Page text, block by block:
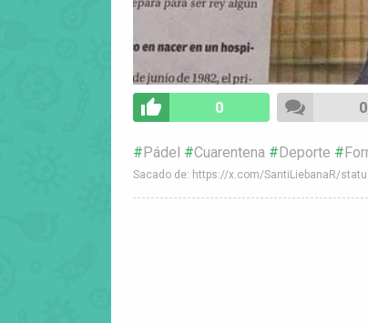
0 0
Pádel Cuarentena Deporte
Sacado de: https://x.com/SantiLiebanaR/